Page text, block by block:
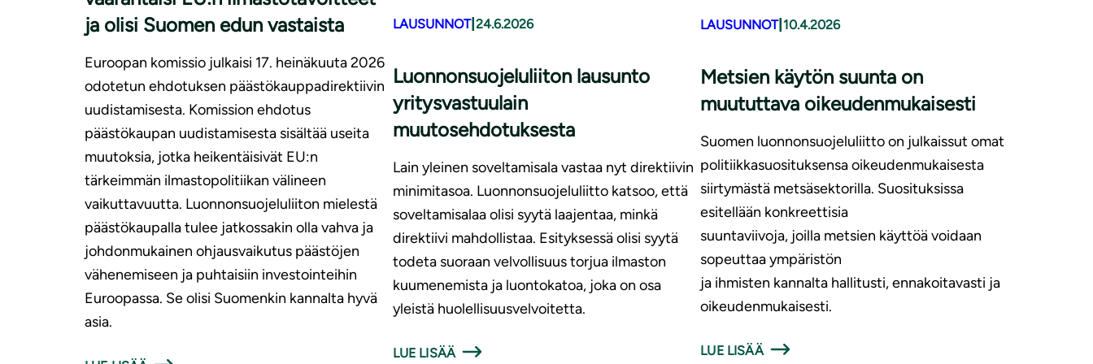
ja olisi Suomen edun vastaista
Euroopan komissio julkaisi 17. heinäkuuta 2026
odotetun ehdotuksen päästökauppadirektiivin
uudistamisesta. Komission ehdotus
päästökaupan uudistamisesta sisältää useita
muutoksia, jotka heikentäisivät EU:n
tärkeimmän ilmastopolitiikan välineen
vaikuttavuutta. Luonnonsuojeluliiton mielestä
päästökaupalla tulee jatkossakin olla vahva ja
johdonmukainen ohjausvaikutus päästöjen
vähenemiseen ja puhtaisiin investointeihin
Euroopassa. Se olisi Suomenkin kannalta hyvä
asia.
LAUSUNNOT| 24.6.2026
Luonnonsuojeluliiton lausunto
yritysvastuulain
muutosehdotuksesta
Lain yleinen soveltamisala vastaa nyt direktiivin
minimitasoa. Luonnonsuojeluliitto katsoo, että
soveltamisalaa olisi syytä laajentaa, minkä
direktiivi mahdollistaa. Esityksessä olisi syytä
todeta suoraan velvollisuus torjua ilmaston
kuumenemista ja luontokatoa, joka on osa
yleistä huolellisuusvelvoitetta.
LUE LISÄÄ
LAUSUNNOT| 10.4.2026
Metsien käytön suunta on
muututtava oikeudenmukaisesti
Suomen luonnonsuojeluliitto on julkaissut omat
politiikkasuosituksensa oikeudenmukaisesta
siirtymästä metsäsektorilla. Suosituksissa
esitellään konkreettisia
suuntaviivoja, joilla metsien käyttöä voidaan
sopeuttaa ympäristön
ja ihmisten kannalta hallitusti, ennakoitavasti ja
oikeudenmukaisesti.
LUE LISÄÄ